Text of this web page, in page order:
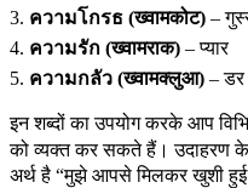
3. ความโกรธ (ख्वामकोट) –
4. ความรัก (ख्वामराक) – प्यार
5. ความกลัว (ख्वामक्लुआ) – डर
इन शब्दों का उपयोग करके आप
को व्यक्त कर सकते हैं।
अर्थ है “मुझे आपसे मिलकर खुशी